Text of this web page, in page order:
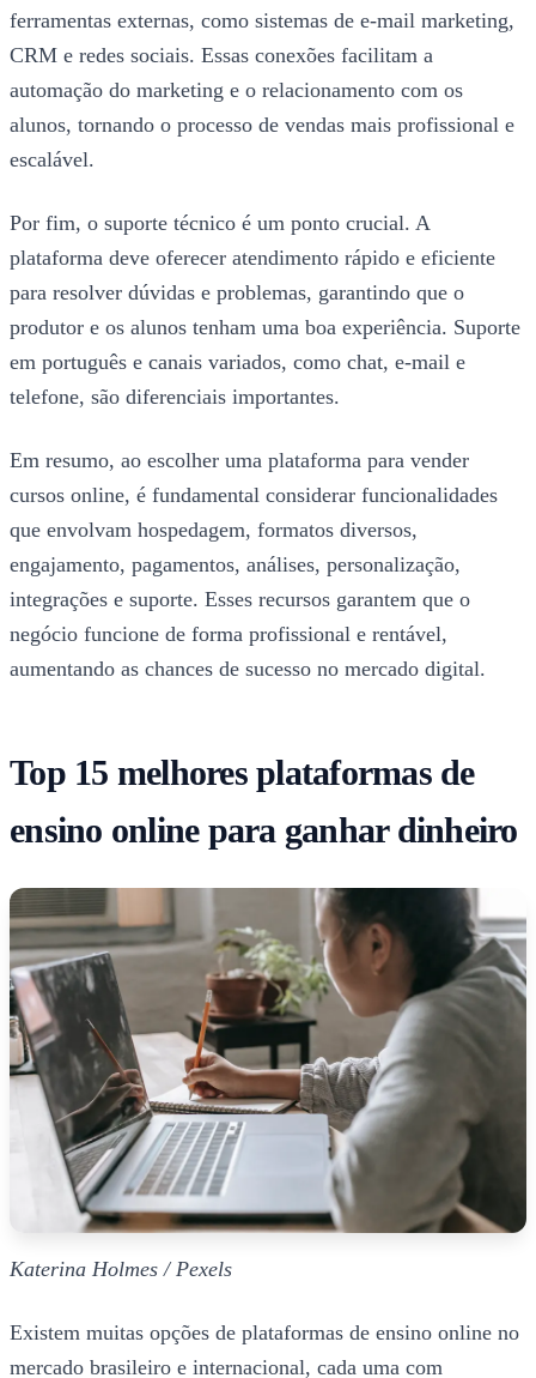
ferramentas externas, como sistemas de e-mail marketing,
CRM e redes sociais. Essas conexões facilitam a
automação do marketing e o relacionamento com os
alunos, tornando o processo de vendas mais profissional e
escalável.
Por fim, o suporte técnico é um ponto crucial. A
plataforma deve oferecer atendimento rápido e eficiente
para resolver dúvidas e problemas, garantindo que o
produtor e os alunos tenham uma boa experiência. Suporte
em português e canais variados, como chat, e-mail e
telefone, são diferenciais importantes.
Em resumo, ao escolher uma plataforma para vender
cursos online, é fundamental considerar funcionalidades
que envolvam hospedagem, formatos diversos,
engajamento, pagamentos, análises, personalização,
integrações e suporte. Esses recursos garantem que o
negócio funcione de forma profissional e rentável,
aumentando as chances de sucesso no mercado digital.
Top 15 melhores plataformas de
ensino online para ganhar dinheiro
Katerina Holmes / Pexels
Existem muitas opções de plataformas de ensino online no
mercado brasileiro e internacional, cada uma com